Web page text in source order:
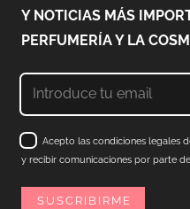
Y NOTICIAS MÁS
PERFUMERÍA Y LA
Acepto las condiciones legales
y recibir comunicaciones por parte